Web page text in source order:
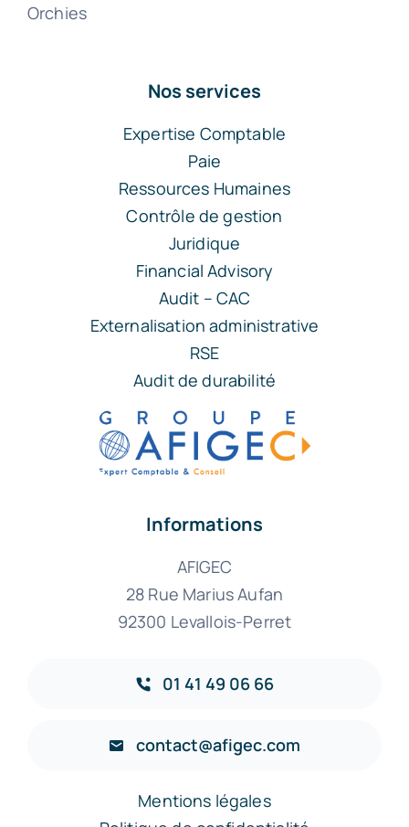
Orchies
Nos services
Expertise Comptable
Paie
Ressources Humaines
Contrôle de gestion
Juridique
Financial Advisory
Audit – CAC
Externalisation administrative
RSE
Audit de durabilité
Informations
AFIGEC
28 Rue Marius Aufan
92300 Levallois-Perret
01 41 49 06 66
contact@afigec.com
Mentions légales